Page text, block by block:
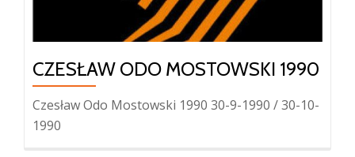
CZESŁAW ODO MOSTOWSKI 1990
Czesław Odo Mostowski 1990 30-9-1990 / 30-10-
1990